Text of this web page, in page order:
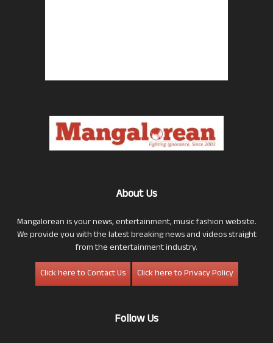
About Us
Mangalorean is your news, entertainment, music fashion website.
We provide you with the latest breaking news and videos straight
from the entertainment industry.
Click here to Contact Us
Click here to Privacy Policy
Follow Us